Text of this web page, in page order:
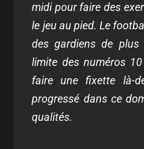
midi pour faire des
le jeu au pied. Le
des gardiens de plus
limite des numéros
faire une fixette là-
progressé dans ce
qualités.